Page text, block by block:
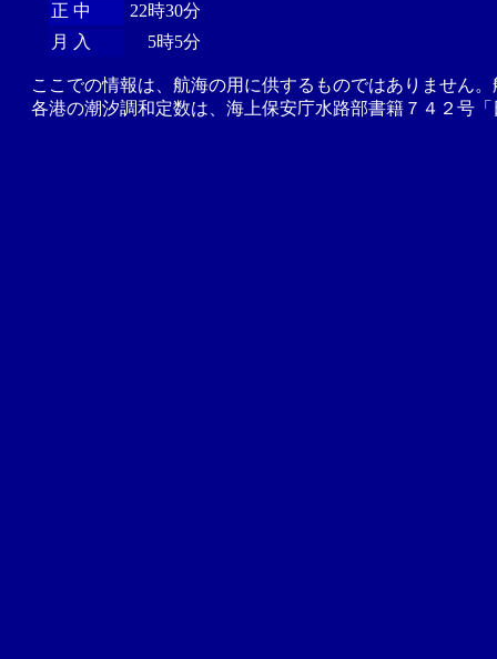
正 中
22時30分
月 入
5時5分
ここでの情報は、航海の用に供するものではありません
各港の潮汐調和定数は、海上保安庁水路部書籍７４２号